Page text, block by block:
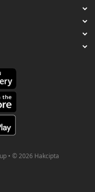
• © 2026 Hakcipta